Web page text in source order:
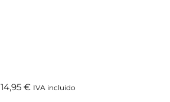
14,95 € IVA incluido